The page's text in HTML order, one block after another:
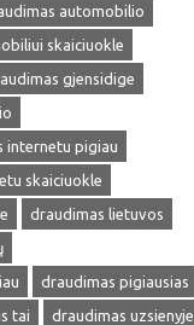
automobilio
skaiciuokle
gjensidige
internetu pigiau
skaiciuokle
draudimas lietuvos
draudimas pigiausias
tai
draudimas uzsienyje